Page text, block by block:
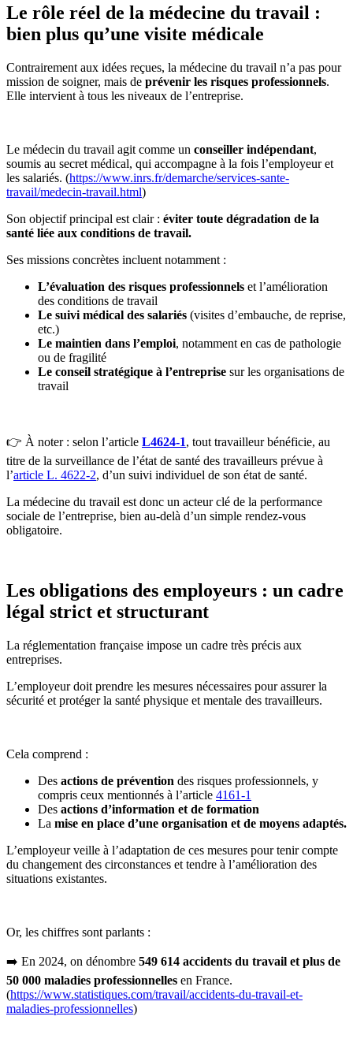
Le rôle réel de la médecine du travail :
bien plus qu’une visite médicale
Contrairement aux idées reçues, la médecine du travail n’a pas pour
mission de soigner, mais de prévenir les risques professionnels.
Elle intervient à tous les niveaux de l’entreprise.
Le médecin du travail agit comme un conseiller indépendant,
soumis au secret médical, qui accompagne à la fois l’employeur et
les salariés. (https://www.inrs.fr/demarche/services-sante-
travail/medecin-travail.html)
Son objectif principal est clair : éviter toute dégradation de la
santé liée aux conditions de travail.
Ses missions concrètes incluent notamment :
L’évaluation des risques professionnels et l’amélioration
des conditions de travail
Le suivi médical des salariés (visites d’embauche, de reprise,
etc.)
Le maintien dans l’emploi, notamment en cas de pathologie
ou de fragilité
Le conseil stratégique à l’entreprise sur les organisations de
travail
👉 À noter : selon l’article L4624-1, tout travailleur bénéficie, au
titre de la surveillance de l’état de santé des travailleurs prévue à
l’article L. 4622-2, d’un suivi individuel de son état de santé.
La médecine du travail est donc un acteur clé de la performance
sociale de l’entreprise, bien au-delà d’un simple rendez-vous
obligatoire.
Les obligations des employeurs : un cadre
légal strict et structurant
La réglementation française impose un cadre très précis aux
entreprises.
L’employeur doit prendre les mesures nécessaires pour assurer la
sécurité et protéger la santé physique et mentale des travailleurs.
Cela comprend :
Des actions de prévention des risques professionnels, y
compris ceux mentionnés à l’article 4161-1
Des actions d’information et de formation
La mise en place d’une organisation et de moyens adaptés.
L’employeur veille à l’adaptation de ces mesures pour tenir compte
du changement des circonstances et tendre à l’amélioration des
situations existantes.
Or, les chiffres sont parlants :
➡️ En 2024, on dénombre 549 614 accidents du travail et plus de
50 000 maladies professionnelles en France.
(https://www.statistiques.com/travail/accidents-du-travail-et-
maladies-professionnelles)